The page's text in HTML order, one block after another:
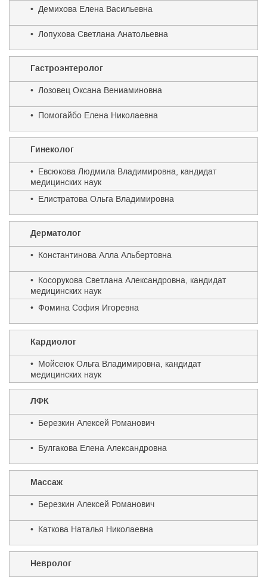
• Демихова Елена Васильевна
• Лопухова Светлана Анатольевна
Гастроэнтеролог
• Лозовец Оксана Вениаминовна
• Помогайбо Елена Николаевна
Гинеколог
• Евсюкова Людмила Владимировна, кандидат
медицинских наук
• Елистратова Ольга Владимировна
Дерматолог
• Константинова Алла Альбертовна
• Косорукова Светлана Александровна, кандидат
медицинских наук
• Фомина София Игоревна
Кардиолог
• Мойсеюк Ольга Владимировна, кандидат
медицинских наук
ЛФК
• Березкин Алексей Романович
• Булгакова Елена Александровна
Массаж
• Березкин Алексей Романович
• Каткова Наталья Николаевна
Невролог